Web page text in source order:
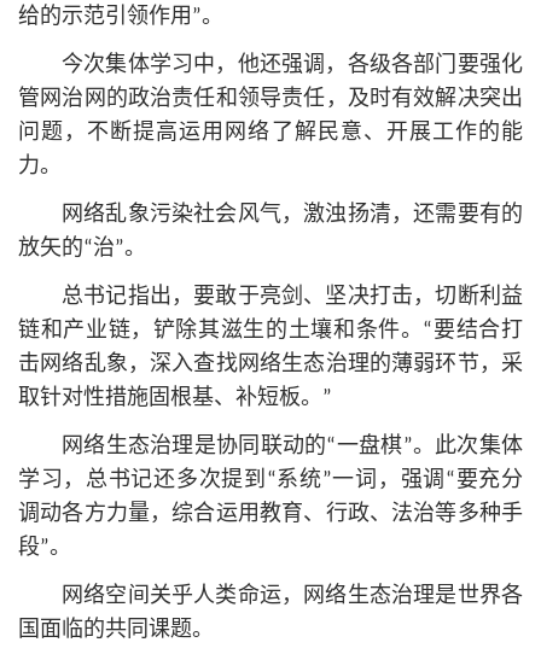
给的示范引领作用”。
今次集体学习中，他还强调，各级各部门要强化
管网治网的政治责任和领导责任，及时有效解决突出
问题，不断提高运用网络了解民意、开展工作的能
力。
网络乱象污染社会风气，激浊扬清，还需要有的
放矢的“治”。
总书记指出，要敢于亮剑、坚决打击，切断利益
链和产业链，铲除其滋生的土壤和条件。“要结合打
击网络乱象，深入查找网络生态治理的薄弱环节，采
取针对性措施固根基、补短板。”
网络生态治理是协同联动的“一盘棋”。此次集体
学习， 总书记还多次提到“系统”一词，强调“要充分
调动各方力量，综合运用教育、行政、法治等多种手
段”。
网络空间关乎人类命运，网络生态治理是世界各
国面临的共同课题。